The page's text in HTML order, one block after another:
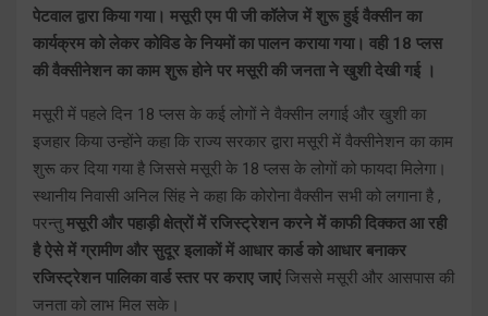
पेटवाल द्वारा किया गया। मसूरी एम पी जी कॉलेज में शुरू हुई वैक्सीन का
कार्यक्रम को लेकर कोविड के नियमों का पालन कराया गया। वही 18 प्लस
की वैक्सीनेशन का काम शुरू होने पर मसूरी की जनता ने खुशी देखी गई ।
मसूरी में पहले दिन 18 प्लस के कई लोगों ने वैक्सीन लगाई और खुशी का
इजहार किया उन्होंने कहा कि राज्य सरकार द्वारा मसूरी में वैक्सीनेशन का काम
शुरू कर दिया गया है जिससे मसूरी के 18 प्लस के लोगों को फायदा मिलेगा।
स्थानीय निवासी अनिल सिंह ने कहा कि कोरोना वैक्सीन सभी को लगाना है ,
परन्तुमसूरी और पहाड़ी क्षेत्रों में रजिस्ट्रेशन करने में काफी दिक्कत आ रही
है ऐसे में ग्रामीण और सुदूर इलाकों में आधार कार्ड को आधार बनाकर
रजिस्ट्रेशन पालिका वार्ड स्तर पर कराए जाएं जिससे मसूरी और आसपास की
जनता को लाभ मिल सके।